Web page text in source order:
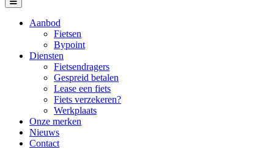
Aanbod
Fietsen
Bypoint
Diensten
Fietsendragers
Gespreid betalen
Lease een fiets
Fiets verzekeren?
Werkplaats
Onze merken
Nieuws
Contact